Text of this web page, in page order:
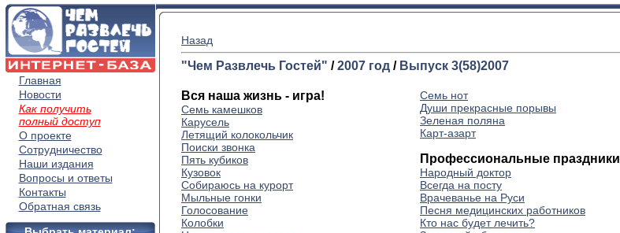
Главная
Новости
Как получить
полный доступ
О проекте
Сотрудничество
Наши издания
Вопросы и ответы
Контакты
Обратная связь
Назад
"Чем Развлечь Гостей" /2007 год / Выпуск 3(58)2007
Вся наша жизнь - игра!
Семь камешков
Карусель
Летящий колокольчик
Поиски звонка
Пять кубиков
Кузовок
Собираюсь на курорт
Мыльные гонки
Голосование
Колобки
Семь нот
Души прекрасные порывы
Зеленая поляна
Карт-азарт
Профессиональные праздники
Народный доктор
Всегда на посту
Врачеванье на Руси
Песня медицинских работников
Кто нас будет лечить?